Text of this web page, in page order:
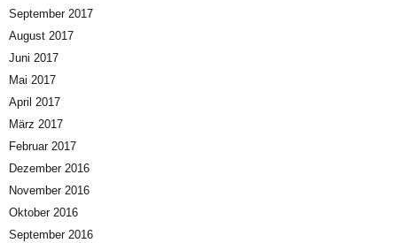
September 2017
August 2017
Juni 2017
Mai 2017
April 2017
März 2017
Februar 2017
Dezember 2016
November 2016
Oktober 2016
September 2016